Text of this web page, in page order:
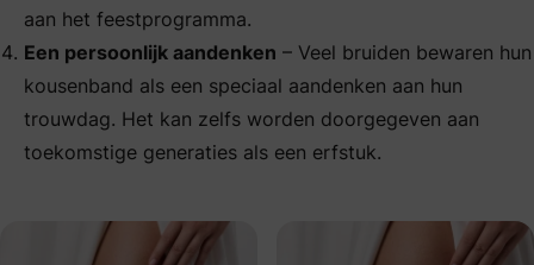
aan het feestprogramma.
Een persoonlijk aandenken – Veel bruiden bewaren hun
kousenband als een speciaal aandenken aan hun
trouwdag. Het kan zelfs worden doorgegeven aan
toekomstige generaties als een erfstuk.